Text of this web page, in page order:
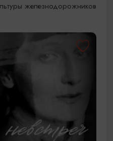
железнодорожников